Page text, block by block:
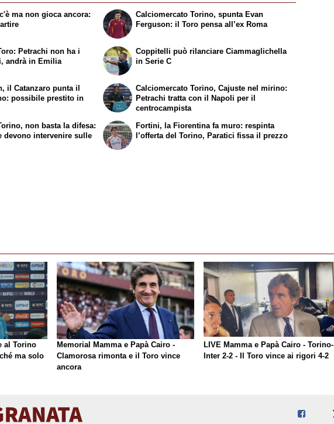
ma non gioca ancora:
Petrachi non ha i
andrà in Emilia
Calciomercato Torino, spunta Evan
Ferguson: il Toro pensa all’ex Roma
Coppitelli può rilanciare Ciammaglichella
in Serie C
il Catanzaro punta il
possibile prestito in
non basta la difesa:
devono intervenire sulle
Calciomercato Torino, Cajuste nel mirino:
Petrachi tratta con il Napoli per il
centrocampista
Fortini, la Fiorentina fa muro: respinta
l’offerta del Torino, Paratici fissa il prezzo
al Torino
ma solo
Memorial Mamma e Papà Cairo -
Clamorosa rimonta e il Toro vince
ancora
LIVE Mamma e Papà Cairo - Torino-
Inter 2-2 - Il Toro vince ai rigori 4-2